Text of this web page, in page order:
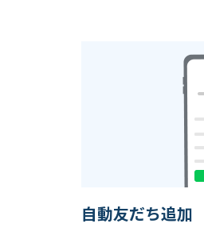
自動友だち追加